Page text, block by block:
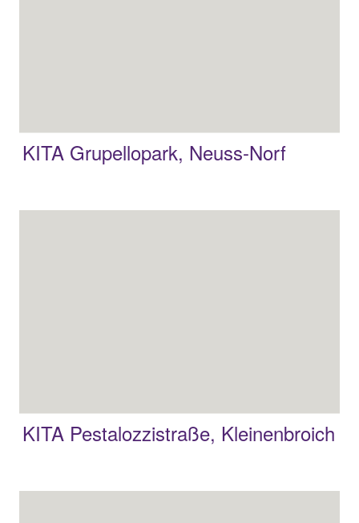
KITA Grupellopark, Neuss-Norf
KITA Pestalozzistraße, Kleinenbroich